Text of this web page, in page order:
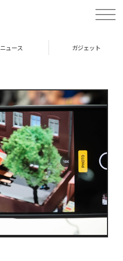
toggle
ニュース ガジェット